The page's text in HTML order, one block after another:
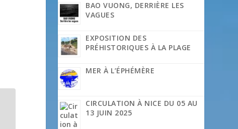
BAO VUONG, DERRIÈRE LES
VAGUES
EXPOSITION DES
PRÉHISTORIQUES À LA PLAGE
MER À L’ÉPHÉMÈRE
CIRCULATION À NICE DU 05 AU
13 JUIN 2025